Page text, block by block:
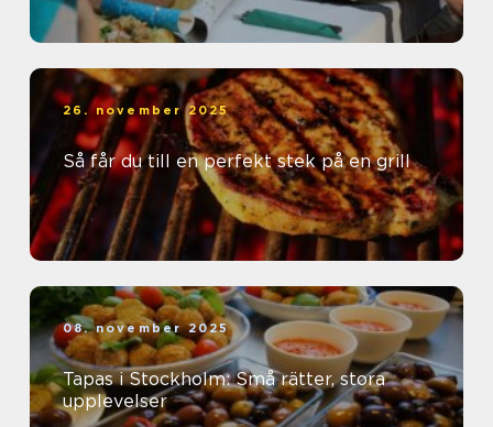
26. november 2025
Så får du till en perfekt stek på en grill
08. november 2025
Tapas i Stockholm: Små rätter, stora
upplevelser